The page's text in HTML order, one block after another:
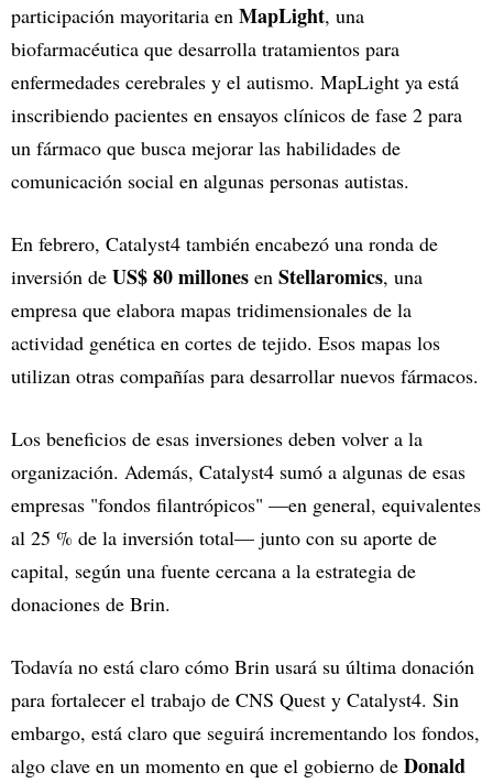
participación mayoritaria en MapLight, una
biofarmacéutica que desarrolla tratamientos para
enfermedades cerebrales y el autismo. MapLight ya está
inscribiendo pacientes en ensayos clínicos de fase 2 para
un fármaco que busca mejorar las habilidades de
comunicación social en algunas personas autistas.
En febrero, Catalyst4 también encabezó una ronda de
inversión de US$ 80 millones en Stellaromics, una
empresa que elabora mapas tridimensionales de la
actividad genética en cortes de tejido. Esos mapas los
utilizan otras compañías para desarrollar nuevos fármacos.
Los beneficios de esas inversiones deben volver a la
organización. Además, Catalyst4 sumó a algunas de esas
empresas "fondos filantrópicos" —en general, equivalentes
al 25 % de la inversión total— junto con su aporte de
capital, según una fuente cercana a la estrategia de
donaciones de Brin.
Todavía no está claro cómo Brin usará su última donación
para fortalecer el trabajo de CNS Quest y Catalyst4. Sin
embargo, está claro que seguirá incrementando los fondos,
algo clave en un momento en que el gobierno de Donald